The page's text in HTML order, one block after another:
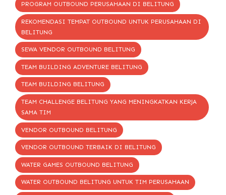
PROGRAM OUTBOUND PERUSAHAAN DI BELITUNG
REKOMENDASI TEMPAT OUTBOUND UNTUK PERUSAHAAN DI
BELITUNG
SEWA VENDOR OUTBOUND BELITUNG
TEAM BUILDING ADVENTURE BELITUNG
TEAM BUILDING BELITUNG
TEAM CHALLENGE BELITUNG YANG MENINGKATKAN KERJA
SAMA TIM
VENDOR OUTBOUND BELITUNG
VENDOR OUTBOUND TERBAIK DI BELITUNG
WATER GAMES OUTBOUND BELITUNG
WATER OUTBOUND BELITUNG UNTUK TIM PERUSAHAAN